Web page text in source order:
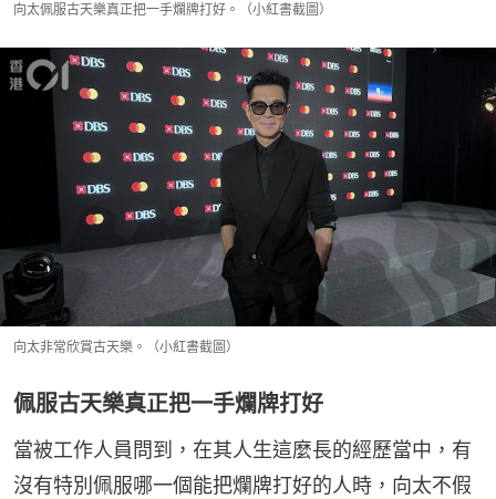
向太佩服古天樂真正把一手爛牌打好。（小紅書截圖）
向太非常欣賞古天樂。（小紅書截圖）
佩服古天樂真正把一手爛牌打好
當被工作人員問到，在其人生這麼長的經歷當中，有
沒有特別佩服哪一個能把爛牌打好的人時，向太不假